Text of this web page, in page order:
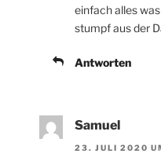
einfach alles
stumpf aus der
Antworten
Samuel
23. JULI 2020